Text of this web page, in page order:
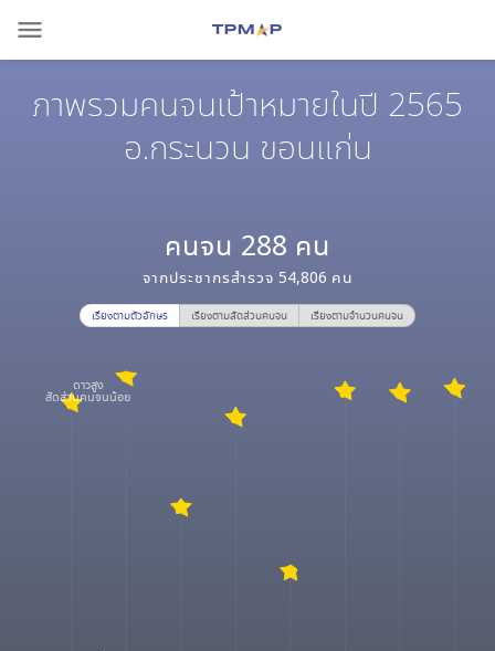
menu
ภาพรวมคนจนเป้าหมายในปี 2565
อ.กระนวน ขอนแก่น
คนจน 288 คน
จากประชากรสำรวจ 54,806 คน
เรียงตามตัวอักษร เรียงตามสัดส่วนคนจน เรียงตามจำนวนคนจน
ดาวสูง
สัดส่วนคนจนน้อย